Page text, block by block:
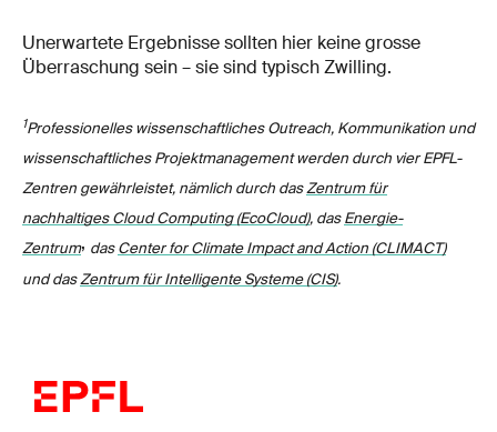
Unerwartete Ergebnisse sollten hier keine grosse
Überraschung sein – sie sind typisch Zwilling.
1Professionelles wissenschaftliches Outreach, Kommunikation und
wissenschaftliches Projektmanagement werden durch vier EPFL-
Zentren gewährleistet, nämlich durch dasZentrum für
nachhaltiges Cloud Computing (EcoCloud), dasEnergie-
Zentrum, dasCenter for Climate Impact and Action (CLIMACT)
und dasZentrum für Intelligente Systeme (CIS).